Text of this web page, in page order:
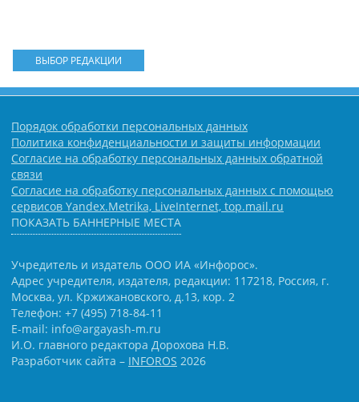
ВЫБОР РЕДАКЦИИ
Порядок обработки персональных данных
Политика конфиденциальности и защиты информации
Согласие на обработку персональных данных обратной
связи
Согласие на обработку персональных данных с помощью
сервисов Yandex.Metrika, LiveInternet, top.mail.ru
ПОКАЗАТЬ БАННЕРНЫЕ МЕСТА
Учредитель и издатель ООО ИА «Инфорос».
Адрес учредителя, издателя, редакции: 117218, Россия, г.
Москва, ул. Кржижановского, д.13, кор. 2
Телефон: +7 (495) 718-84-11
E-mail: info@argayash-m.ru
И.О. главного редактора Дорохова Н.В.
Разработчик сайта – INFOROS 2026